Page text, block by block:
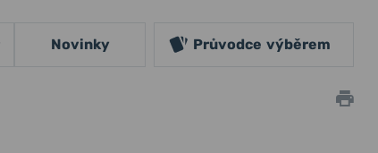
Novinky Průvodce výběrem